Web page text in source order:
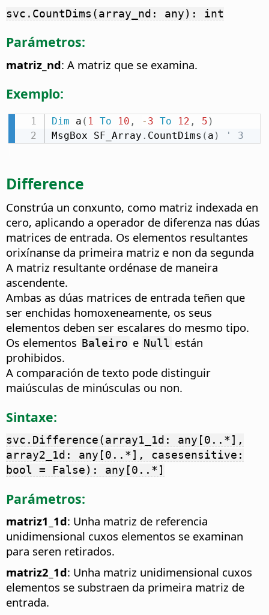
svc.CountDims(array_nd: any): int
Parámetros:
matriz_nd: A matriz que se examina.
Exemplo:
Dim a ( 1 To 10 , - 3 To 12 , 5 )
MsgBox SF_Array . CountDims ( a ) ' 3
Difference
Constrúa un conxunto, como matriz indexada en
cero, aplicando a operador de diferenza nas dúas
matrices de entrada. Os elementos resultantes
orixínanse da primeira matriz e non da segunda
A matriz resultante ordénase de maneira
ascendente.
Ambas as dúas matrices de entrada teñen que
ser enchidas homoxeneamente, os seus
elementos deben ser escalares do mesmo tipo.
Os elementos Baleiro e Null están
prohibidos.
A comparación de texto pode distinguir
maiúsculas de minúsculas ou non.
Sintaxe:
svc.Difference(array1_1d: any[0..*],
array2_1d: any[0..*], casesensitive:
bool = False): any[0..*]
Parámetros:
matriz1_1d: Unha matriz de referencia
unidimensional cuxos elementos se examinan
para seren retirados.
matriz2_1d: Unha matriz unidimensional cuxos
elementos se substraen da primeira matriz de
entrada.